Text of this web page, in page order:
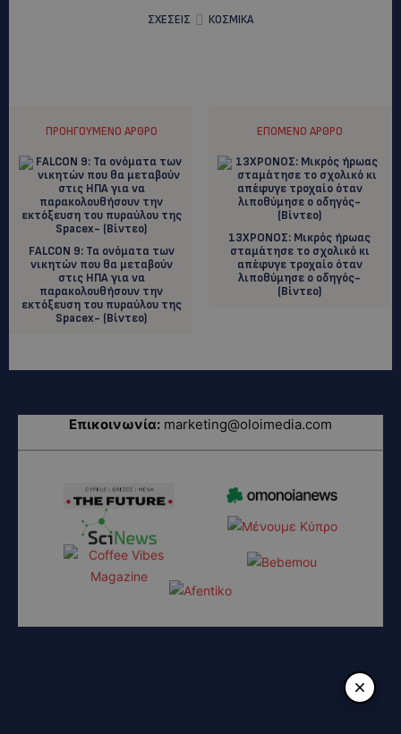
ΣΧΕΣΕΙΣ
ΚΟΣΜΙΚΑ
ΠΡΟΗΓΟΎΜΕΝΟ ΆΡΘΡΟ
FALCON 9: Τα ονόματα των
νικητών που θα μεταβούν
στις ΗΠΑ για να
παρακολουθήσουν την
εκτόξευση του πυραύλου της
Spacex- (Βίντεο)
ΕΠΌΜΕΝΟ ΆΡΘΡΟ
13ΧΡΟΝΟΣ: Μικρός ήρωας
σταμάτησε το σχολικό κι
απέφυγε τροχαίο όταν
λιποθύμησε ο οδηγός-
(Βίντεο)
Επικοινωνία: marketing@oloimedia.com